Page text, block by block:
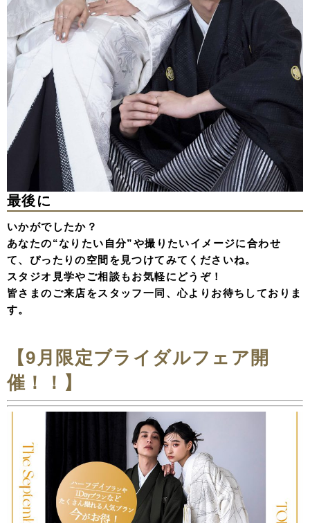
最後に
いかがでしたか？
あなたの“なりたい自分”や撮りたいイメージに合わせ
て、ぴったりの空間を見つけてみてくださいね。
スタジオ見学やご相談もお気軽にどうぞ！
皆さまのご来店をスタッフ一同、心よりお待ちしておりま
す。
【9月限定ブライダルフェア開
催！！】